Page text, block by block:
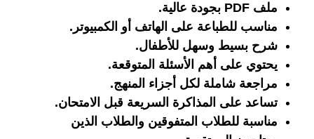
ملف PDF بجودة عالية.
مناسب للطباعة على الهاتف أو الكمبيوتر.
شرح بسيط وسهل للأطفال.
يحتوي على أهم الأسئلة المتوقعة.
مراجعة شاملة لكل أجزاء المنهج.
تساعد على المذاكرة السريعة قبل الامتحان.
مناسبة للطلاب المتفوقين والطلاب الذين